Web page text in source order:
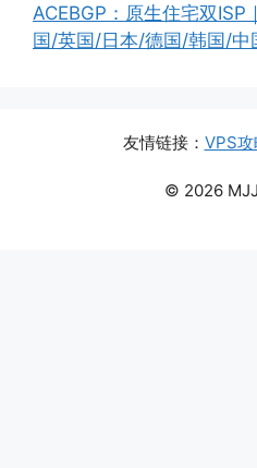
ACEBGP：原生住宅双
国/英国/日本/德国/韩国/中
友情链接： VPS攻
© 2026